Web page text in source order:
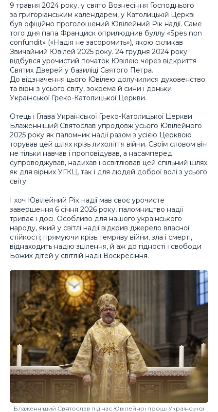
9 травня 2024 року, у свято Вознесіння Господнього
за григоріанським календарем, у Католицькій Церкві
був офіційно проголошений Ювілейний Рік надії. Саме
того дня папа Франциск оприлюднив буллу «Spes non
confundit» («Надія не засоромить»), якою скликав
Звичайний Ювілей 2025 року. 24 грудня 2024 року
відбувся урочистий початок Ювілею через відкриття
Святих Дверей у базиліці Святого Петра.
До відзначення цього Ювілею долучилися духовенство
та вірні з усього світу, зокрема й сини і доньки
Української Греко-Католицької Церкви.
Отець і Глава Української Греко-Католицької Церкви
Блаженніший Святослав упродовж усього Ювілейного
2025 року як паломник надії разом з усією Церквою
торував цей шлях крізь лихоліття війни. Своїм словом він
не тільки навчав і проповідував, а насамперед
супроводжував, надихав і освітлював цей спільний шлях
як для вірних УГКЦ, так і для людей доброї волі з усього
світу.
І хоч Ювілейний Рік надії мав своє урочисте
завершення 6 січня 2026 року, паломництво надії
триває і досі. Особливо для нашого українського
народу, який у світлі надії відкрив джерело власної
стійкості; прямуючи крізь темряву війни, зла і смерті,
віднаходить надію зцілення, й аж до гідності і свободи
Божих дітей у світлій надії Воскресіння.
Блаженніший Святослав під час Ювілейної прощі Української